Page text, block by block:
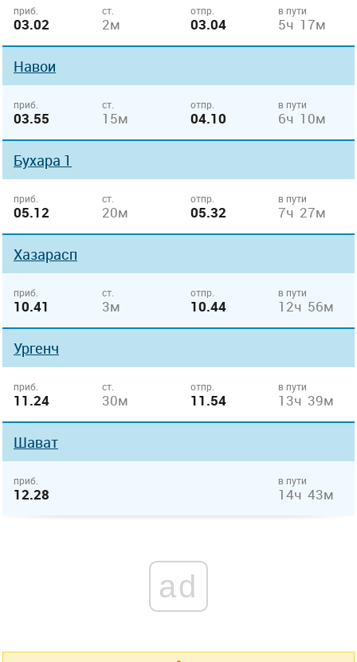
приб.
03.02
ст.
2м
отпр.
03.04
в пути
5ч 17м
Навои
приб.
03.55
ст.
15м
отпр.
04.10
в пути
6ч 10м
Бухара 1
приб.
05.12
ст.
20м
отпр.
05.32
в пути
7ч 27м
Хазарасп
приб.
10.41
ст.
3м
отпр.
10.44
в пути
12ч 56м
Ургенч
приб.
11.24
ст.
30м
отпр.
11.54
в пути
13ч 39м
Шават
приб.
12.28
в пути
14ч 43м
ad